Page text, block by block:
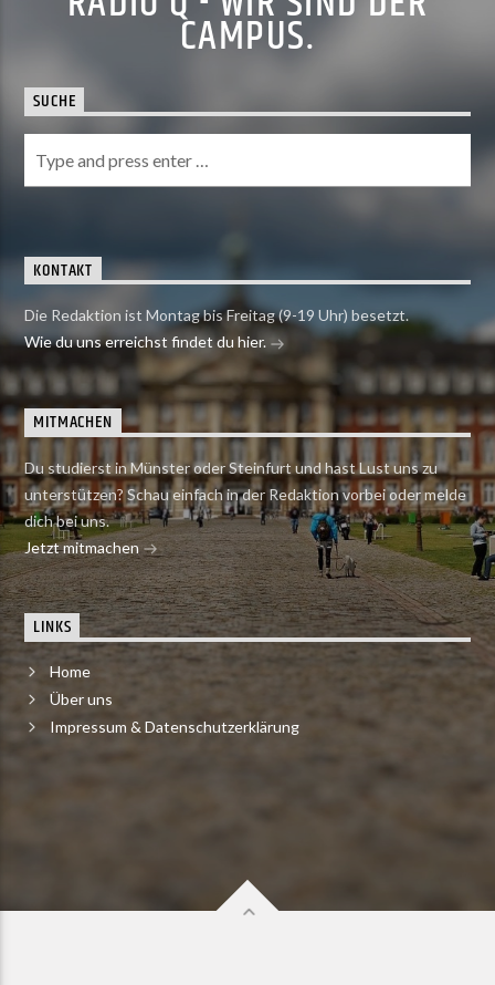
CAMPUS.
SUCHE
KONTAKT
Die Redaktion ist Montag bis Freitag (9-19 Uhr) besetzt.
Wie du uns erreichst findet du hier.
MITMACHEN
Du studierst in Münster oder Steinfurt und hast Lust uns zu
unterstützen? Schau einfach in der Redaktion vorbei oder melde
dich bei uns.
Jetzt mitmachen
LINKS
Home
Über uns
Impressum & Datenschutzerklärung